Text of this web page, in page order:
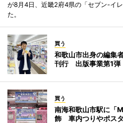
が8月4日、近畿2府4県の「セブン-イ
た。
買う
和歌山市出身の編集
刊行 出版事業第1弾
買う
南海和歌山市駅に「
飾 車内つりやポス